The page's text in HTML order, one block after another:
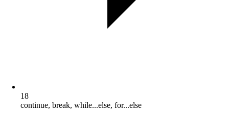
18
continue, break, while...else, for...else